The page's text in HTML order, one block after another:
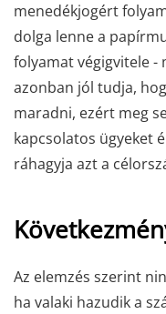
menedékjogért
dolga lenne a
folyamat végigvitele -
azonban jól tudja,
maradni, ezért meg
kapcsolatos ügyeket
ráhagyja azt a
Az elemzés szerint
ha valaki hazudik a